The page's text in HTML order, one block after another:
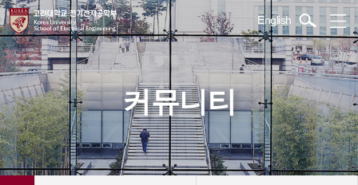
English
커뮤니티